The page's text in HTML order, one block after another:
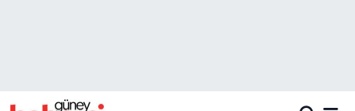
Beyoğlu Trafik Yoğunluk Haritası